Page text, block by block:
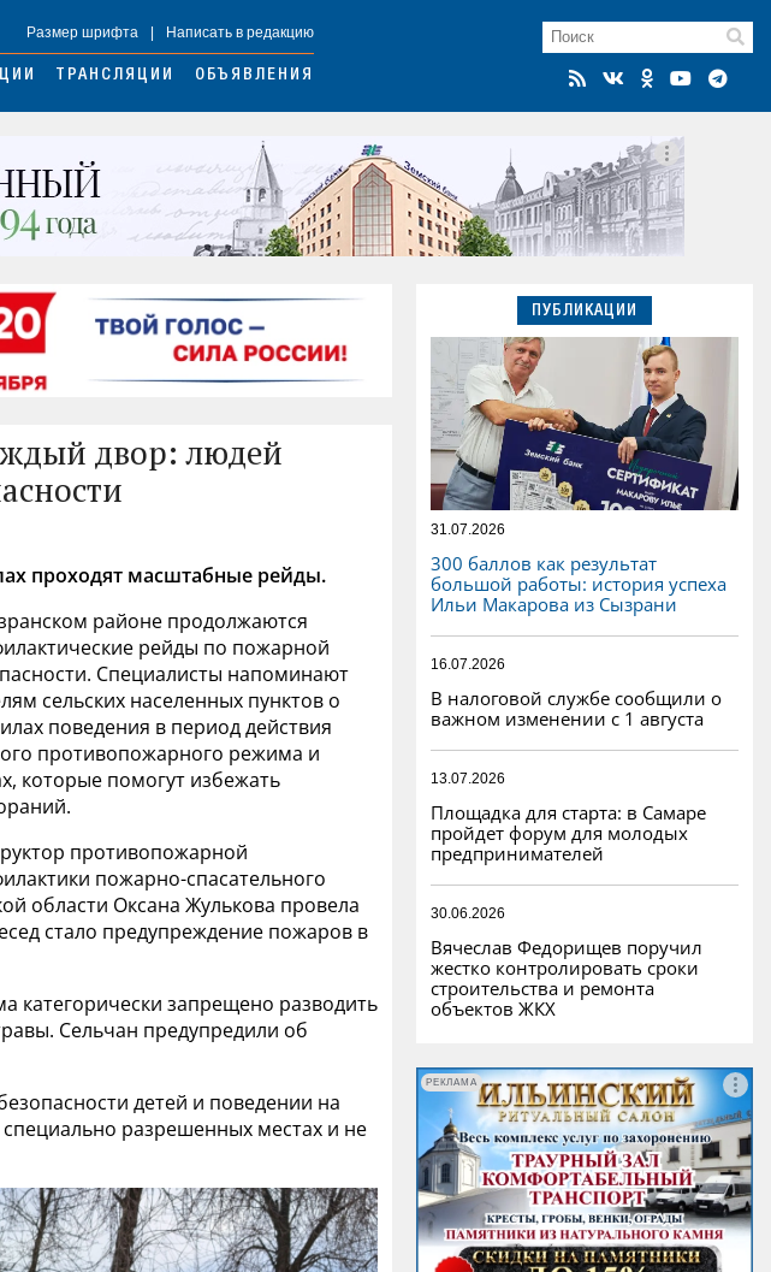
Размер шрифта Написать в редакцию
ТРАНСЛЯЦИИ ОБЪЯВЛЕНИЯ
двор: людей
проходят масштабные рейды.
районе продолжаются
рейды по пожарной
Специалисты напоминают
сельских населенных пунктов о
поведения в период действия
противопожарного режима и
которые помогут избежать
противопожарной
пожарно-спасательного
области Оксана Жулькова провела
стало предупреждение пожаров в
категорически запрещено разводить
Сельчан предупредили об
детей и поведении на
разрешенных местах и не
ПУБЛИКАЦИИ
31.07.2026
300 баллов как результат
большой работы: история успеха
Ильи Макарова из Сызрани
16.07.2026
В налоговой службе сообщили о
важном изменении с 1 августа
13.07.2026
Площадка для старта: в Самаре
пройдет форум для молодых
предпринимателей
30.06.2026
Вячеслав Федорищев поручил
жестко контролировать сроки
строительства и ремонта
объектов ЖКХ
РЕКЛАМА